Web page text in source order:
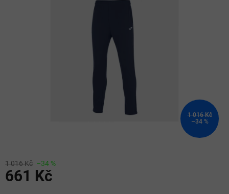
1 016 Kč
–34 %
1 016 Kč –34 %
661 Kč